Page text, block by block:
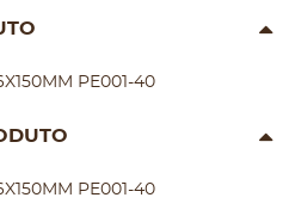
PE001-40
PE001-40